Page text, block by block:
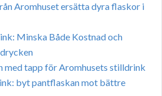
Aromhuset ersätta dyra flaskor i
Minska Både Kostnad och
med tapp för Aromhusets stilldrink
byt pantflaskan mot bättre